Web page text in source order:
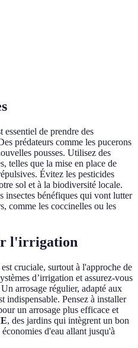
de prendre des
prédateurs comme les pucerons
pousses. Utilisez des
telles que la mise en place de
Évitez les pesticides
sol et à la biodiversité locale.
insectes bénéfiques qui vont lutter
comme les coccinelles ou les
l'irrigation
cruciale, surtout à l'approche de
d’irrigation et assurez-vous
arrosage régulier, adapté aux
indispensable. Pensez à installer
un arrosage plus efficace et
, des jardins qui intègrent un bon
d'eau allant jusqu'à